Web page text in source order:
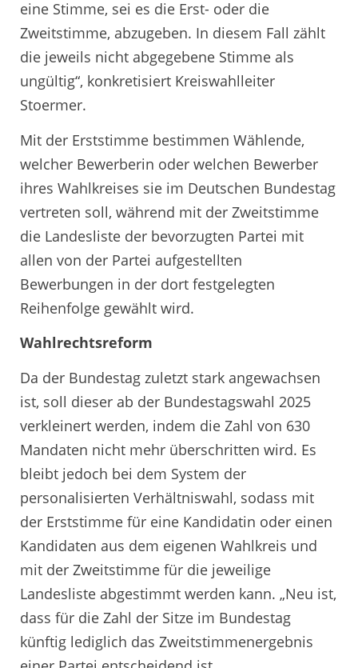
eine Stimme, sei es die Erst- oder die
Zweitstimme, abzugeben. In diesem Fall zählt
die jeweils nicht abgegebene Stimme als
ungültig“, konkretisiert Kreiswahlleiter
Stoermer.
Mit der Erststimme bestimmen Wählende,
welcher Bewerberin oder welchen Bewerber
ihres Wahlkreises sie im Deutschen Bundestag
vertreten soll, während mit der Zweitstimme
die Landesliste der bevorzugten Partei mit
allen von der Partei aufgestellten
Bewerbungen in der dort festgelegten
Reihenfolge gewählt wird.
Wahlrechtsreform
Da der Bundestag zuletzt stark angewachsen
ist, soll dieser ab der Bundestagswahl 2025
verkleinert werden, indem die Zahl von 630
Mandaten nicht mehr überschritten wird. Es
bleibt jedoch bei dem System der
personalisierten Verhältniswahl, sodass mit
der Erststimme für eine Kandidatin oder einen
Kandidaten aus dem eigenen Wahlkreis und
mit der Zweitstimme für die jeweilige
Landesliste abgestimmt werden kann. „Neu ist,
dass für die Zahl der Sitze im Bundestag
künftig lediglich das Zweitstimmenergebnis